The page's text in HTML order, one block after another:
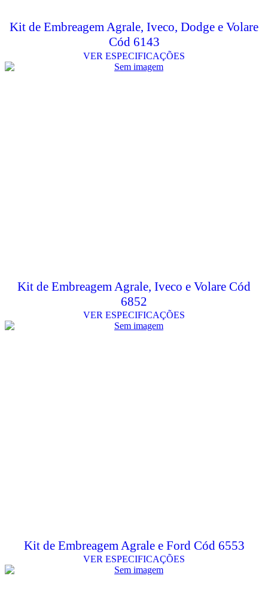
Kit de Embreagem Agrale, Iveco, Dodge e Volare
Cód 6143
VER ESPECIFICAÇÕES
Kit de Embreagem Agrale, Iveco e Volare Cód
6852
VER ESPECIFICAÇÕES
Kit de Embreagem Agrale e Ford Cód 6553
VER ESPECIFICAÇÕES